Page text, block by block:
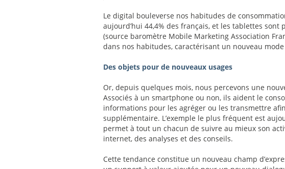
Le digital bouleverse nos habitudes de
aujourd’hui 44,4% des français, et les tablettes sont
(source baromètre Mobile Marketing Association
dans nos habitudes, caractérisant un nouveau
Des objets pour de nouveaux usages
Or, depuis quelques mois, nous percevons une
Associés à un smartphone ou non, ils aident le
informations pour les agréger ou les transmettre
supplémentaire. L’exemple le plus fréquent est
permet à tout un chacun de suivre au mieux son
internet, des analyses et des conseils.
Cette tendance constitue un nouveau champ